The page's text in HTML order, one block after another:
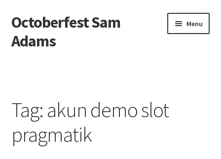
Skip
to
navigation
Skip
to
content
Octoberfest Sam
Adams
Menu
Contact us
Privacy Policy
Tag: akun demo slot
pragmatik